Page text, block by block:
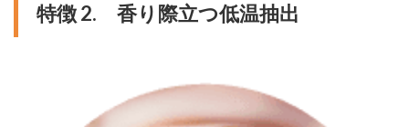
特徴 2. 香り際立つ低温抽出